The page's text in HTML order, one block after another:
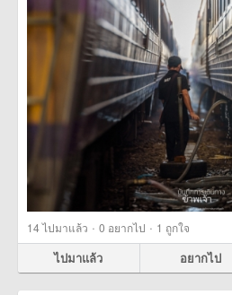
14ไปมาแล้ว · 0 อยากไป · 1 ถูกใจ
ไปมาแล้ว อยากไป